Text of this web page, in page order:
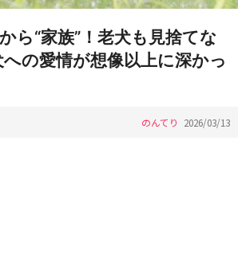
ら“家族”！老犬も見捨てな
の愛情が想像以上に深かっ
のんてり 2026/03/13